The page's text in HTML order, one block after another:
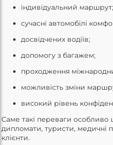
індивідуальний маршрут;
сучасні автомобілі
досвідчених водіїв;
допомогу з багажем;
проходження
можливість зміни
високий рівень
Саме такі переваги особливо
дипломати, туристи, медичні
клієнти.